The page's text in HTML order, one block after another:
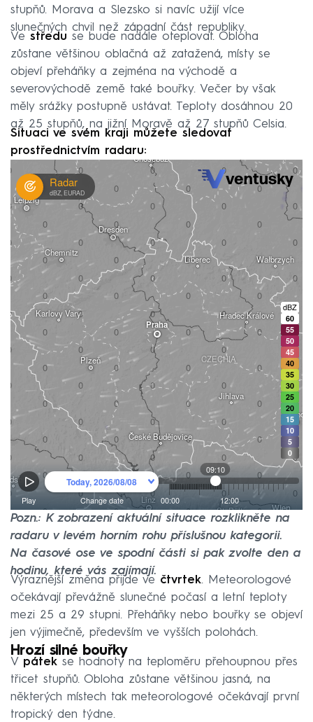
stupňů. Morava a Slezsko si navíc užijí více
slunečných chvil než západní část republiky.
Ve středu se bude nadále oteplovat. Obloha
zůstane většinou oblačná až zatažená, místy se
objeví přeháňky a zejména na východě a
severovýchodě země také bouřky. Večer by však
měly srážky postupně ustávat. Teploty dosáhnou 20
až 25 stupňů, na jižní Moravě až 27 stupňů Celsia.
Situaci ve svém kraji můžete sledovat
prostřednictvím radaru:
Pozn.: K zobrazení aktuální situace rozklikněte na
radaru v levém horním rohu příslušnou kategorii.
Na časové ose ve spodní části si pak zvolte den a
hodinu, které vás zajímají.
Výraznější změna přijde ve čtvrtek. Meteorologové
očekávají převážně slunečné počasí a letní teploty
mezi 25 a 29 stupni. Přeháňky nebo bouřky se objeví
jen výjimečně, především ve vyšších polohách.
Hrozí silné bouřky
V pátek se hodnoty na teploměru přehoupnou přes
třicet stupňů. Obloha zůstane většinou jasná, na
některých místech tak meteorologové očekávají první
tropický den týdne.